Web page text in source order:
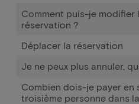
Comment puis-je modifier
réservation ?
Déplacer la réservation
Je ne peux plus annuler,
Combien dois-je payer en
troisième personne dans